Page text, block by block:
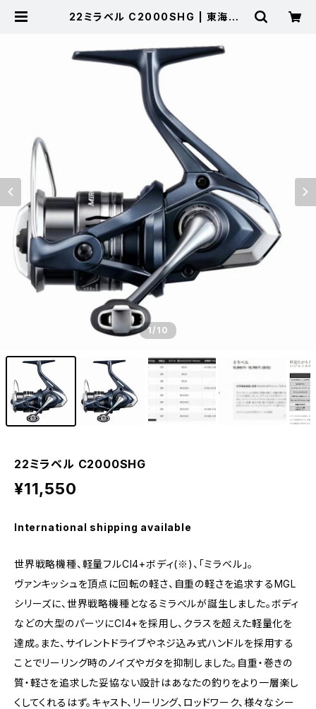
22ミラベル C2000SHG | 東海つり
1/10
22ミラベル C2000SHG
¥11,550
International shipping available
世界戦略機種、軽量フルCI4+ボディ(※)、「ミラベル」。
ヴァンキッシュを頂点に回転の軽さ、自重の軽さを追求するMGL
シリーズに、世界戦略機種となるミラベルが誕生しました。ボディ
などの大型のパーツにCI4+を採用し、クラスを超えた軽量化を
達成。また、サイレントドライブやネジ込み式ハンドルを採用する
ことでリーリング時のノイズやガタを抑制しました。自重・巻きの
質・軽さを追求した妥協ない設計はあなたの釣りをより一層楽し
くしてくれるはず。キャスト、リーリング、ロッドワーク、様々なシー